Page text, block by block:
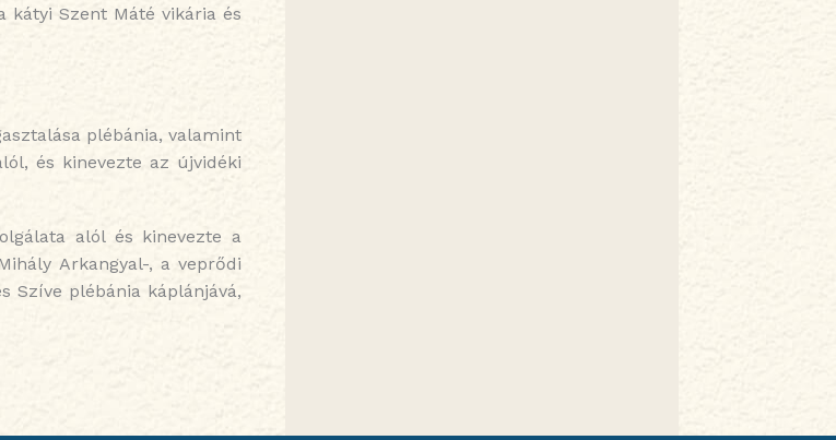
kátyi Szent Máté vikária és
plébánia, valamint
és kinevezte az újvidéki
alól és kinevezte a
Arkangyal-, a veprődi
Szíve plébánia káplánjává,